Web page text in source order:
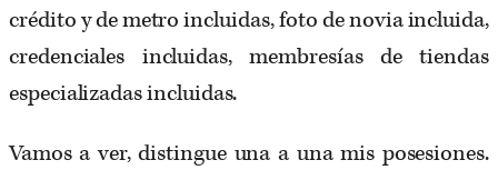
crédito y de metro incluidas, foto de novia incluida,
credenciales incluidas, membresías de tiendas
especializadas incluidas.
Vamos a ver, distingue una a una mis posesiones.